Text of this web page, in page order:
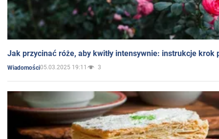
Jak przycinać róże, aby kwitły intensywnie: instrukcje krok
Wiadomości05.03.2025 19:11 3